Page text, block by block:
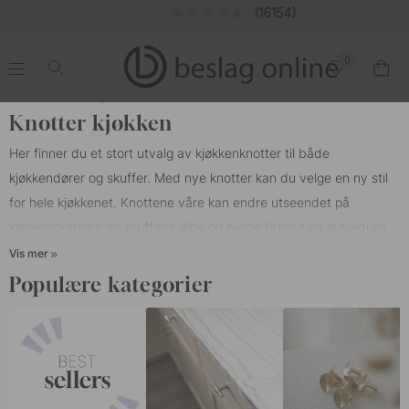
(16154)
.
0
.
Knotter kjøkken
Her finner du et stort utvalg av kjøkkenknotter til både
kjøkkendører og skuffer. Med nye knotter kan du velge en ny stil
for hele kjøkkenet. Knottene våre kan endre utseendet på
følelse på kjøkkenet ditt. Våre knotter passer for alle forskjellige
typer kjøkken, for eksempel HTH-kjøkken, Epoq-kjøkken,
Marbodal, Ballingslöv eller IKEA.
På et kjøkken er det veldig moderne i dag å blande
kjøkkenknotter med
kjøkkenhåndtak
. Noe som er veldig vanlig å
kombinere er skålhåndtak med en oval knott på landkjøkkenet. I
Vis mer
Populære kategorier